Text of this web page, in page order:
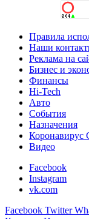
Правила
Наши
Реклама на
Бизнес и
Финансы
Hi-Tech
Авто
События
Назначения
Коронавирус
Видео
Facebook
Instagram
vk.com
Facebook Twitter